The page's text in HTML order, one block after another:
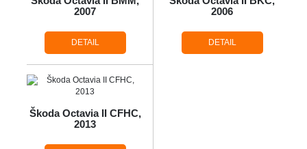
2007
DETAIL
2006
DETAIL
Škoda Octavia II CFHC,
2013